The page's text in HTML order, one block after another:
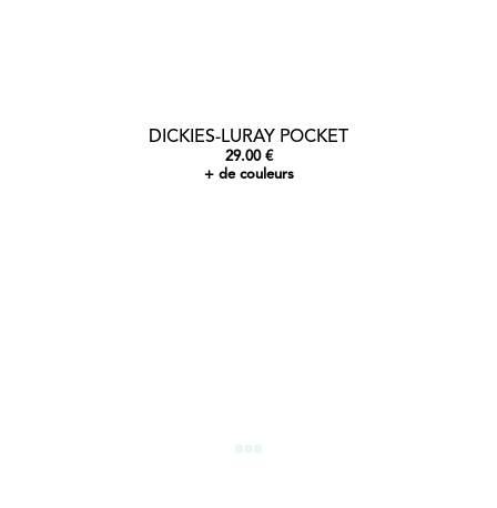
DICKIES-LURAY POCKET
29.00 €
+ de couleurs